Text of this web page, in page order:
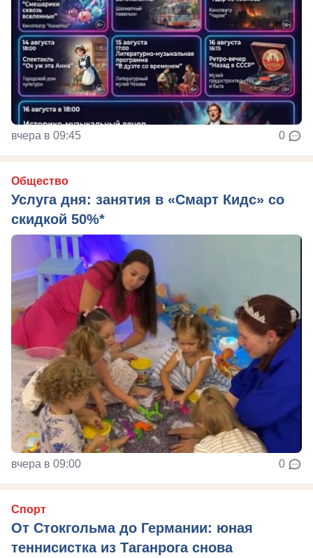
вчера в 09:45 0
Общество
Услуга дня: занятия в «Смарт Кидс» со
скидкой 50%*
вчера в 09:00 0
Спорт
От Стокгольма до Германии: юная
теннисистка из Таганрога снова